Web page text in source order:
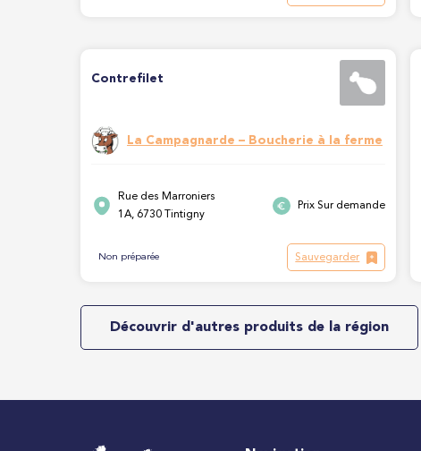
Contrefilet
La Campagnarde – Boucherie à la ferme
Rue des Marroniers
1A, 6730 Tintigny
Prix Sur demande
Non préparée Sauvegarder
Découvrir d'autres produits de la région